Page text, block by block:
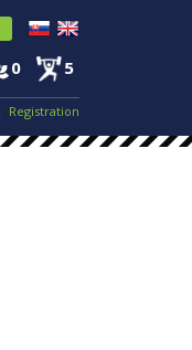
0 5
Registration